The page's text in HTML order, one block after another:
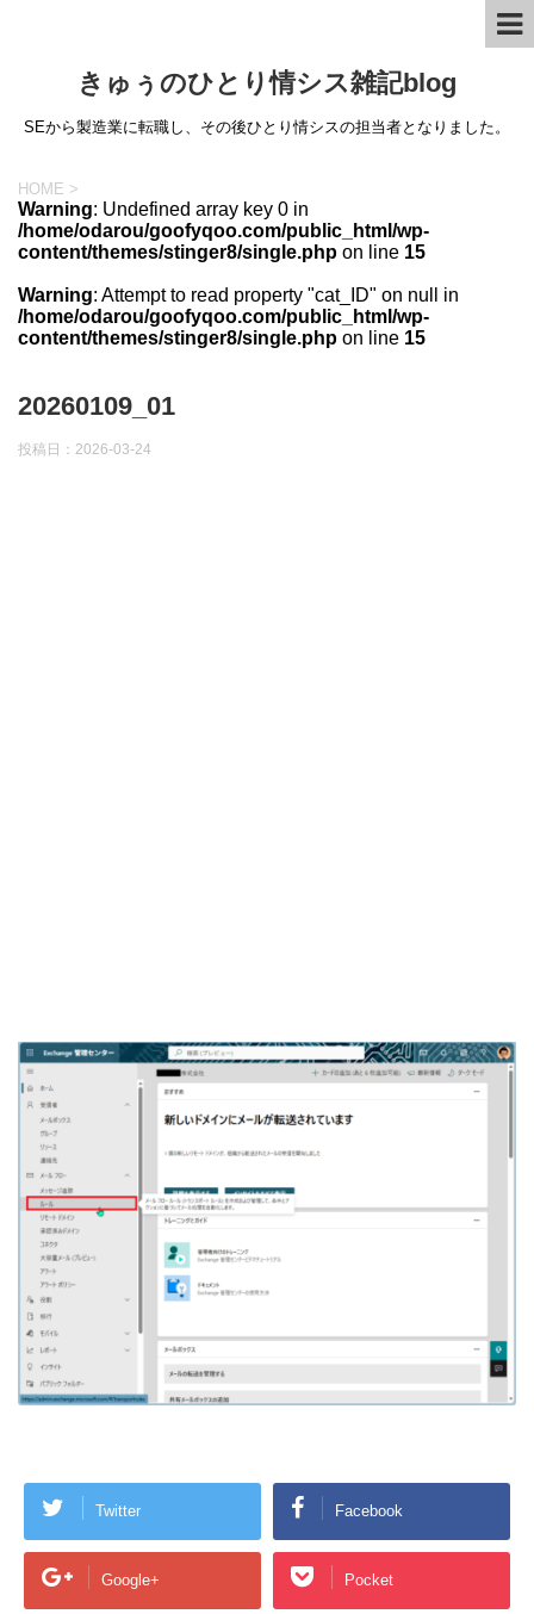
きゅぅのひとり情シス雑記blog
SEから製造業に転職し、その後ひとり情シスの担当者となりました。
HOME >
Warning: Undefined array key 0 in
/home/odarou/goofyqoo.com/public_html/wp-
content/themes/stinger8/single.php on line 15
Warning: Attempt to read property "cat_ID" on null in
/home/odarou/goofyqoo.com/public_html/wp-
content/themes/stinger8/single.php on line 15
20260109_01
投稿日： 2026-03-24
Twitter Facebook
Google+ Pocket